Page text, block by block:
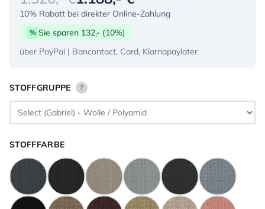
10% Rabatt bei direkter Online-Zahlung
% Sie sparen 132,- (10%)
über PayPal | Bancontact, Card, Klarnapaylater
STOFFGRUPPE ?
STOFFFARBE